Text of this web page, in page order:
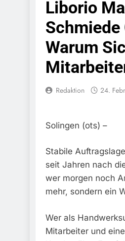
Liborio
Schmiede
Warum
Redaktion 24.
Solingen (ots) –
Stabile
seit Jahren nach
wer morgen noch
mehr, sondern ein
Wer als
Mitarbeiter und